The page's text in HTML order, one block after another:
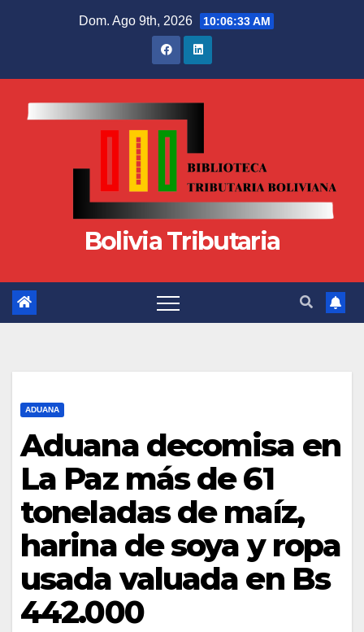
Dom. Ago 9th, 2026 10:06:33 AM
Bolivia Tributaria
ADUANA
Aduana decomisa en
La Paz más de 61
toneladas de maíz,
harina de soya y ropa
usada valuada en Bs
442.000